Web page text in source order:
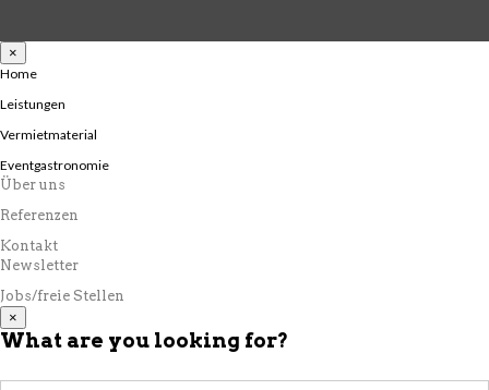
×
Home
Leistungen
Vermietmaterial
Eventgastronomie
Über uns
Referenzen
Kontakt
Newsletter
Jobs/freie Stellen
×
What are you looking for?